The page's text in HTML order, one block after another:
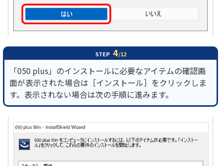
STEP 4/12
「050 plus」のインストールに必要なアイテムの確認画
面が表示された場合は［インストール］をクリックしま
す。表示されない場合は次の手順に進みます。